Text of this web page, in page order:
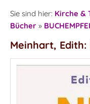
Sie sind hier: Kirche &
Bücher »
Meinhart,